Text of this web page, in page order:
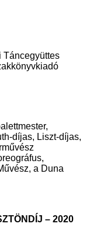
Táncegyüttes
díjas, Liszt-díjas,
a Duna
– 2020